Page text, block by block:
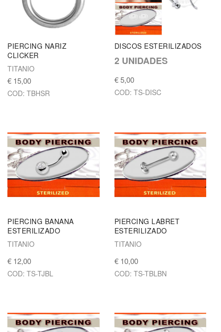
PIERCING NARIZ
CLICKER
TITANIO
€ 15,00
COD: TBHSR
DISCOS ESTERILIZADOS
2 UNIDADES
€ 5,00
COD: TS-DISC
PIERCING BANANA
ESTERILIZADO
TITANIO
€ 12,00
COD: TS-TJBL
PIERCING LABRET
ESTERILIZADO
TITANIO
€ 10,00
COD: TS-TBLBN